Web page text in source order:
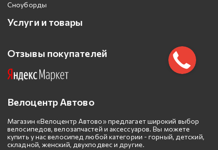
Сноуборды
Услуги и товары
Отзывы покупателей
Велоцентр Автово
Магазин «Велоцентр Автово» предлагает широкий выбор
велосипедов, велозапчастей и аксессуаров. Вы можете
купить у нас велосипед любой категории - горный, детский,
складной, женский, двухподвес и другие.